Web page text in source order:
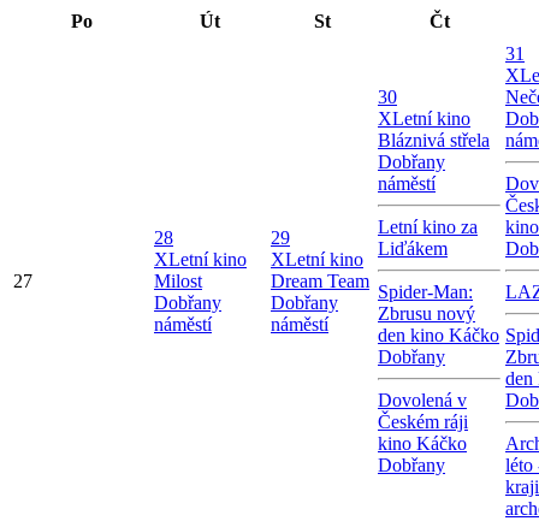
Po Út St Čt
27
28
XLetní kino
Milost
Dobřany
náměstí
29
XLetní kino
Dream Team
Dobřany
náměstí
30
XLetní kino
Bláznivá střela
Dobřany
náměstí
Letní kino za
Liďákem
Spider-Man:
Zbrusu nový
den kino Káčko
Dobřany
Dovolená v
Českém ráji
kino Káčko
Dobřany
31
X
den
léto